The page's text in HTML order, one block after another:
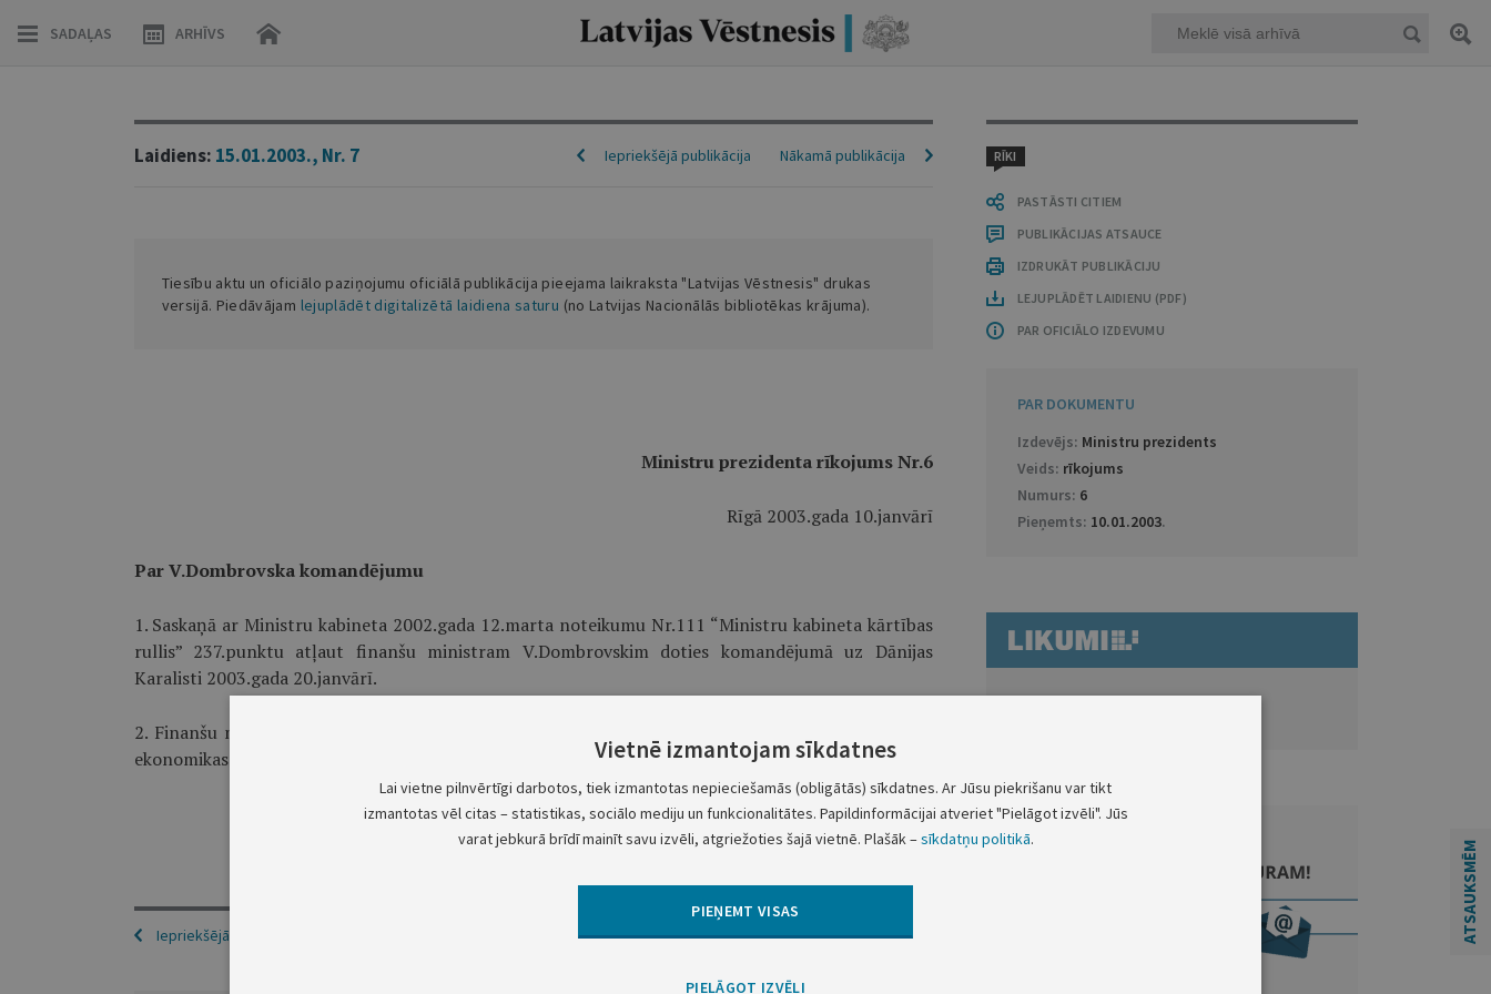
SADAĻAS ARHĪVS
RĪKI
PASTĀSTI CITIEM
PUBLIKĀCIJAS ATSAUCE
IZDRUKĀT PUBLIKĀCIJU
LEJUPLĀDĒT LAIDIENU (PDF)
PAR OFICIĀLO IZDEVUMU
PAR DOKUMENTU
Izdevējs: Ministru prezidents
Veids: rīkojums
Numurs: 6
Pieņemts: 10.01.2003.
Laidiens: 15.01.2003., Nr. 7 Nākamā publikācija
Iepriekšējā publikācija
Tiesību aktu un oficiālo paziņojumu oficiālā publikācija pieejama laikraksta "Latvijas Vēstnesis" drukas
versijā. Piedāvājam lejuplādēt digitalizētā laidiena saturu (no Latvijas Nacionālās bibliotēkas krājuma).
Ministru prezidenta rīkojums Nr.6
Rīgā 2003.gada 10.janvārī
Par V.Dombrovska komandējumu
1. Saskaņā ar Ministru kabineta 2002.gada 12.marta noteikumu Nr.111 “Ministru kabineta kārtības
rullis” 237.punktu atļaut finanšu ministram V.Dombrovskim doties komandējumā uz Dānijas
Karalisti 2003.gada 20.janvārī.
2. Finanšu ministra V.Dombrovska prombūtnes laikā par finanšu ministra vietas izpildītāju iecelt
ekonomikas ministru J.Lujānu.
Ministru prezidentsE.Repše
Iepriekšējā Nākamā ATSAUKSMĒM
Vietnē izmantojam sīkdatnes
Lai vietne pilnvērtīgi darbotos, tiek izmantotas nepieciešamās (obligātās) sīkdatnes. Ar Jūsu piekrišanu var tikt
izmantotas vēl citas – statistikas, sociālo mediju un funkcionalitātes. Papildinformācijai atveriet "Pielāgot izvēli". Jūs
varat jebkurā brīdī mainīt savu izvēli, atgriežoties šajā vietnē. Plašāk –sīkdatņu politikā.
PIEŅEMT VISAS
PIELĀGOT IZVĒLI